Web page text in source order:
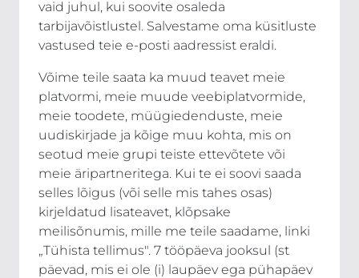
vaid juhul, kui soovite osaleda
tarbijavõistlustel. Salvestame oma küsitluste
vastused teie e-posti aadressist eraldi.
Võime teile saata ka muud teavet meie
platvormi, meie muude veebiplatvormide,
meie toodete, müügiedenduste, meie
uudiskirjade ja kõige muu kohta, mis on
seotud meie grupi teiste ettevõtete või
meie äripartneritega. Kui te ei soovi saada
selles lõigus (või selle mis tahes osas)
kirjeldatud lisateavet, klõpsake
meilisõnumis, mille me teile saadame, linki
„Tühista tellimus". 7 tööpäeva jooksul (st
päevad, mis ei ole (i) laupäev ega pühapäev